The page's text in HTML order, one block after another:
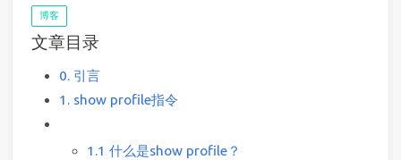
博客
文章目录
0. 引言
1. show profile指令
1.1 什么是show profile？